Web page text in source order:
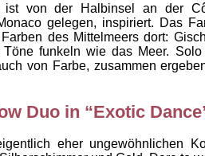
ist von der Halbinsel an der
gelegen, inspiriert. Das
des Mittelmeers dort:
funkeln wie das Meer.
von Farbe, zusammen
Duo in “Exotic
eher ungewöhnlichen